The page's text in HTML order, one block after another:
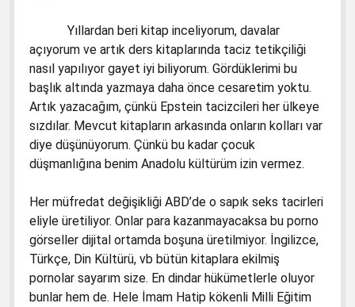
aç
2017-2018 İlkokul Kitaplarında Gördüklerim menüyü
aç
1. Sınıf Matematik Kitabında Gördüklerim
1. Sınıf Okuma Yazma Kitabında Gördüklerim
2. Sınıf İngilizce Kitabında 3 Gözlü Canavar
2. Sınıf Müzik Kitabında Müzik Yanlışları
Yanlışlar
5. Sınıf İngiliz Kitabında Gördüklerim
6. Sınıf Hz. Muhammed’in Hayatı
6. Sınıf Kuran-ı Kerim Ders Kitabı
Basın Savcılığına Yazılı İfadem menüyü
aç
Türkçe-1 için Başsavcılığa Suç Duyurusu
17.1.2018
İfademin Tamamı 10/11/2017
Ders Kitaplarına Açılan Davalar menüyü
1. Sınıf Çalışma Kitaplarında Pedagojik
Yanlışlara Dava
1. Sınıf Matematik Kitapları Dava Dilekçesi
1. Sınıf Türkçe Kitapları Davası
1. Sınıf Türkçe Kitapları Dava Dilekçesi
2. Sınıf İngilizce Çalışma Kitabı Dava Dilekçesi
Yıllardan beri kitap inceliyorum, davalar
açıyorum ve artık ders kitaplarında taciz tetikçiliği
nasıl yapılıyor gayet iyi biliyorum. Gördüklerimi bu
başlık altında yazmaya daha önce cesaretim yoktu.
Artık yazacağım, çünkü Epstein tacizcileri her ülkeye
sızdılar. Mevcut kitapların arkasında onların kolları var
diye düşünüyorum. Çünkü bu kadar çocuk
düşmanlığına benim Anadolu kültürüm izin vermez.
Her müfredat değişikliği ABD’de o sapık seks tacirleri
eliyle üretiliyor. Onlar para kazanmayacaksa bu porno
görseller dijital ortamda boşuna üretilmiyor. İngilizce,
Türkçe, Din Kültürü, vb bütün kitaplara ekilmiş
pornolar sayarım size. En dindar hükümetlerle oluyor
bunlar hem de. Hele İmam Hatip kökenli Milli Eğitim